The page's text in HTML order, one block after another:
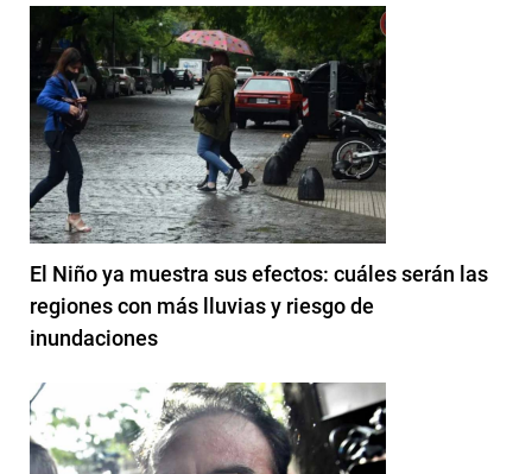
El Niño ya muestra sus efectos: cuáles serán las
regiones con más lluvias y riesgo de
inundaciones